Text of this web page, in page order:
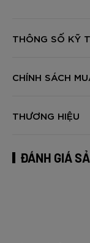
THÔNG SỐ KỸ
CHÍNH SÁCH
THƯƠNG HIỆU
ĐÁNH GIÁ